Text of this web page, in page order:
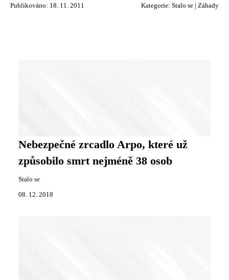
Publikováno: 18. 11. 2011 Kategorie: Stalo se | Záhady
Nebezpečné zrcadlo Arpo, které už
způsobilo smrt nejméně 38 osob
Stalo se
08. 12. 2018